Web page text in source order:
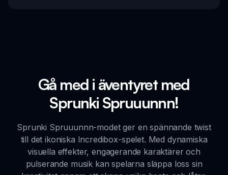
Gå med i äventyret med
Sprunki Spruuunnn!
Sprunki Spruuunnn-modet ger en spännande twist
till det ikoniska Incredibox-spelet. Med dynamiska
visuella effekter, engagerande karaktärer och
pulserande musik kan spelarna släppa loss sin